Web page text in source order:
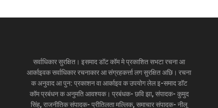
सर्वाधिकार सुरक्षित। इसमाद डॉट कॉम मे प्रकाशित सभटा रचना आ
आर्काइवक सर्वाधिकार रचनाकार आ संग्रहकर्त्ता लग सुरक्षित अछि। रचना
क अनुवाद आ पुन: प्रकाशन वा आर्काइव क उपयोग लेल इ-समाद डॉट
कॉम प्रबंधन क अनुमति आवश्यक। प्रबंधक- छवि झा, संपादक- कुमुद
सिंह, राजनीतिक संपादक- प्रीतिलता मल्लिक, समाचार संपादक- नीलू